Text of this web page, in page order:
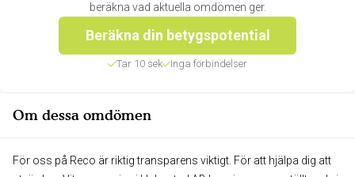
beräkna vad aktuella omdömen ger.
Beräkna din betygspotential
Tar 10 sek Inga förbindelser
Om dessa omdömen
För oss på Reco är riktig transparens viktigt. För att hjälpa dig att